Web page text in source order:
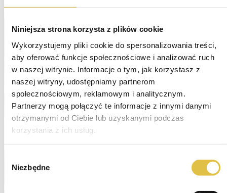
Niniejsza strona korzysta z plików cookie
Wykorzystujemy pliki cookie do spersonalizowania treści,
aby oferować funkcje społecznościowe i analizować ruch
w naszej witrynie. Informacje o tym, jak korzystasz z
naszej witryny, udostępniamy partnerom
społecznościowym, reklamowym i analitycznym.
Partnerzy mogą połączyć te informacje z innymi danymi
otrzymanymi od Ciebie lub uzyskanymi podczas
korzystania z ich usług.
zgody
Niezbędne